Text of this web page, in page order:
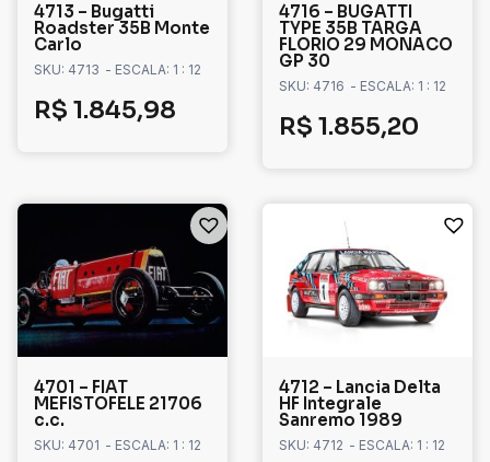
4713 – Bugatti
Roadster 35B Monte
Carlo
SKU: 4713 - ESCALA: 1 : 12
R$ 1.845,98
4716 – BUGATTI
TYPE 35B TARGA
FLORIO 29 MONACO
GP 30
SKU: 4716 - ESCALA: 1 : 12
R$ 1.855,20
4701 – FIAT
MEFISTOFELE 21706
c.c.
SKU: 4701 - ESCALA: 1 : 12
4712 – Lancia Delta
HF Integrale
Sanremo 1989
SKU: 4712 - ESCALA: 1 : 12